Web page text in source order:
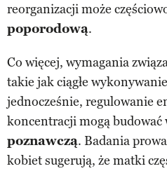
reorganizacji może
poporodową.
Co więcej, wymagania
takie jak ciągłe
jednocześnie, regulowanie
koncentracji mogą budować
poznawczą. Badania
kobiet sugerują, że matki